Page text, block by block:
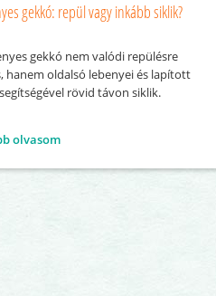
gekkó: repül vagy inkább siklik?
gekkó nem valódi repülésre
hanem oldalsó lebenyei és lapított
rövid távon siklik.
olvasom